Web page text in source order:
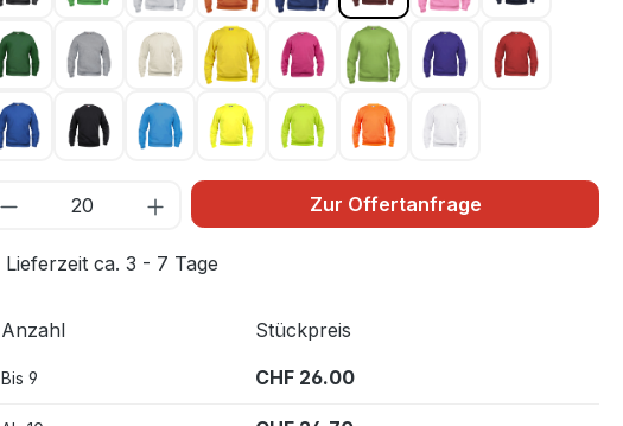
Flaschengrün 68
Graumeliert 95
Hellkhaki 815Jaune 10Kirsche 300Light green 67
Lila 44 Rot 35
Royal Blau 55Schwarz 99Türkis 54Warnschutz Gelb 11
Warnschutz Grün 600
Warnschutz Orange 170
Weiss 00
Zur Offertanfrage
Lieferzeit ca. 3 - 7 Tage
Anzahl Stückpreis
Bis 9 CHF 26.00